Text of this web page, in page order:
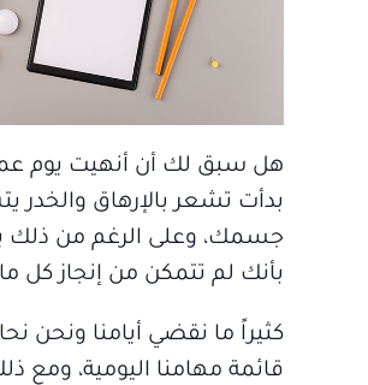
هل سبق لك أن أنهيت يوم
بدأت تشعر بالإرهاق والخدر
جسمك، وعلى الرغم من
بأنك لم تتمكن من إنجاز كل
كثيراً ما نقضي أيامنا ونحن
قائمة مهامنا اليومية، ومع